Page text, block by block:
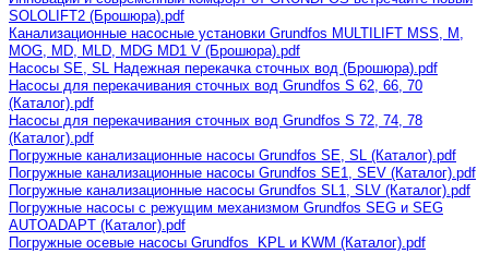
SOLOLIFT2 (Брошюра).pdf
Канализационные насосные установки Grundfos MULTILIFT MSS, M,
MOG, MD, MLD, MDG MD1 V (Брошюра).pdf
Насосы SE, SL Надежная перекачка сточных вод (Брошюра).pdf
Насосы для перекачивания сточных вод Grundfos S 62, 66, 70
(Каталог).pdf
Насосы для перекачивания сточных вод Grundfos S 72, 74, 78
(Каталог).pdf
Погружные канализационные насосы Grundfos SE, SL (Каталог).pdf
Погружные канализационные насосы Grundfos SE1, SEV (Каталог).pdf
Погружные канализационные насосы Grundfos SL1, SLV (Каталог).pdf
Погружные насосы с режущим механизмом Grundfos SEG и SEG
AUTOADAPT (Каталог).pdf
Погружные осевые насосы Grundfos KPL и KWM (Каталог).pdf